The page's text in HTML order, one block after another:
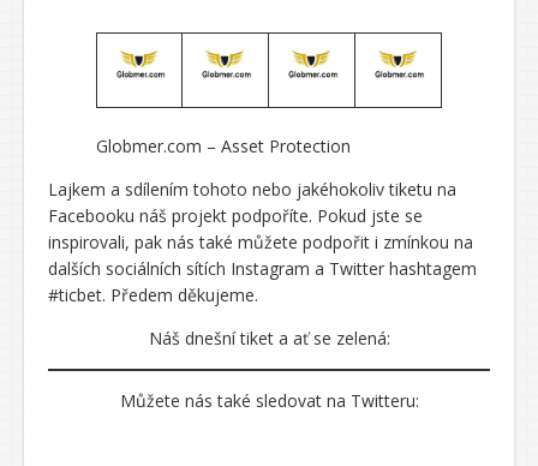
Globmer.com – Asset Protection
Lajkem a sdílením tohoto nebo jakéhokoliv tiketu na
Facebooku náš projekt podpoříte. Pokud jste se
inspirovali, pak nás také můžete podpořit i zmínkou na
dalších sociálních sítích Instagram a Twitter hashtagem
#ticbet. Předem děkujeme.
Náš dnešní tiket a ať se zelená:
Můžete nás také sledovat na Twitteru: